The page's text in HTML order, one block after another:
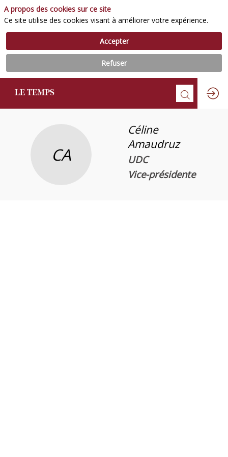
CA
Céline
Amaudruz
UDC
Vice-présidente
A propos des cookies sur ce site
Ce site utilise des cookies visant à améliorer votre expérience.
Accepter
Refuser